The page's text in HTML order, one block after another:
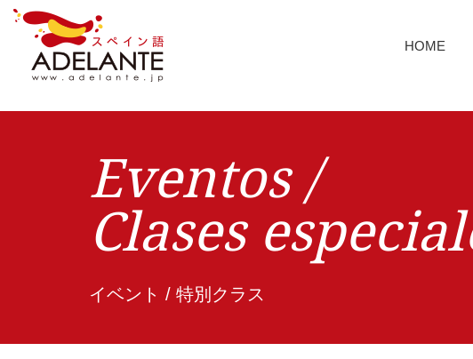
HOME
Eventos /
Clases
イベント / 特別クラス